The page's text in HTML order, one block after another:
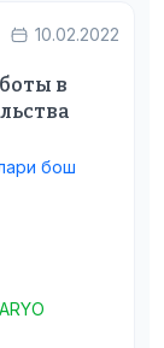
10.02.2022
в
бош